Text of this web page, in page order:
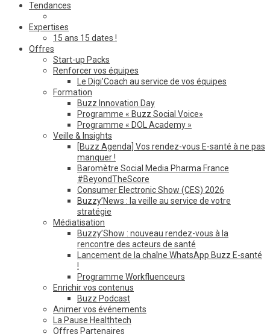
Tendances
Expertises
15 ans 15 dates !
Offres
Start-up Packs
Renforcer vos équipes
Le Digi’Coach au service de vos équipes
Formation
Buzz Innovation Day
Programme « Buzz Social Voice»
Programme « DOL Academy »
Veille & Insights
[Buzz Agenda] Vos rendez-vous E-santé à ne pas
manquer !
Baromètre Social Media Pharma France
#BeyondTheScore
Consumer Electronic Show (CES) 2026
Buzzy’News : la veille au service de votre
stratégie
Médiatisation
Buzzy’Show : nouveau rendez-vous à la
rencontre des acteurs de santé
Lancement de la chaîne WhatsApp Buzz E-santé
!
Programme Workfluenceurs
Enrichir vos contenus
Buzz Podcast
Animer vos événements
La Pause Healthtech
Offres Partenaires